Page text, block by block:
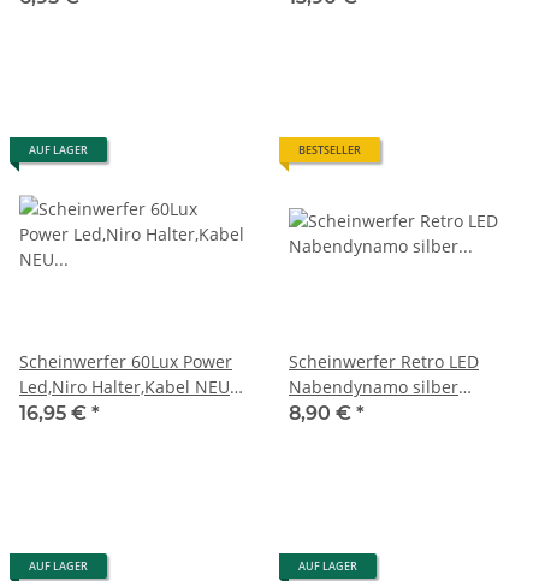
AUF LAGER
Scheinwerfer 60Lux Power
Led,Niro Halter,Kabel NEU
EINGETROFFEN
16,95 € *
BESTSELLER
Scheinwerfer Retro LED
Nabendynamo silber
inkl.Prüfzeichen
8,90 € *
AUF LAGER AUF LAGER